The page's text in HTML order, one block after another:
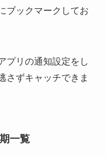
ブックマークしてお
プリの通知設定をし
さずキャッチできま
一覧